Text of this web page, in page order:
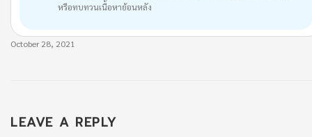
หรือทบทวนเนื้อหาย้อนหลัง
October 28, 2021
LEAVE A REPLY